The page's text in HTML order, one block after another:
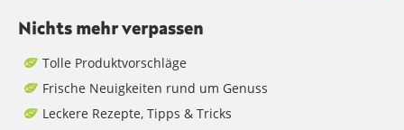
Nichts mehr verpassen
Tolle Produktvorschläge
Frische Neuigkeiten rund um Genuss
Leckere Rezepte, Tipps & Tricks